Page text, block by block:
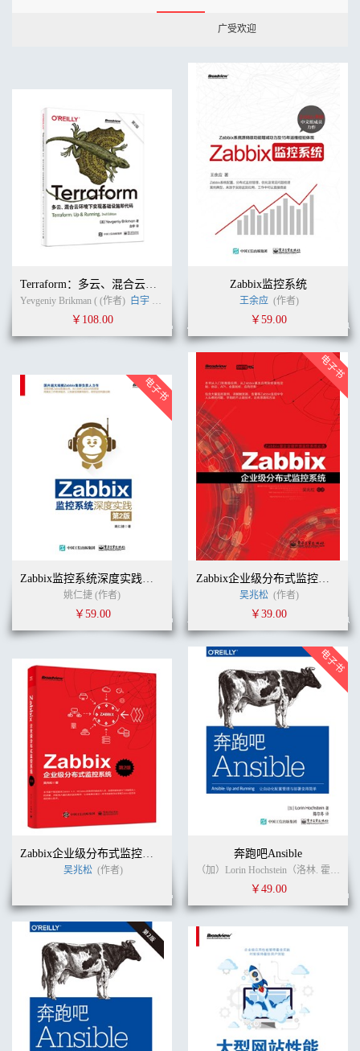
广受欢迎
Terraform：多云、混合云环境下实现基础设施即代码（第2版）
Yevgeniy Brikman ( (作者) 白宇 (译者)
￥108.00
Zabbix监控系统
王余应 (作者)
￥59.00
Zabbix监控系统深度实践（第2版）
姚仁捷 (作者)
￥59.00
Zabbix企业级分布式监控系统
吴兆松 (作者)
￥39.00
Zabbix企业级分布式监控系统（第2版）
吴兆松 (作者)
奔跑吧Ansible
（加）Lorin Hochstein（洛林. 霍克斯坦） (作者)
￥49.00